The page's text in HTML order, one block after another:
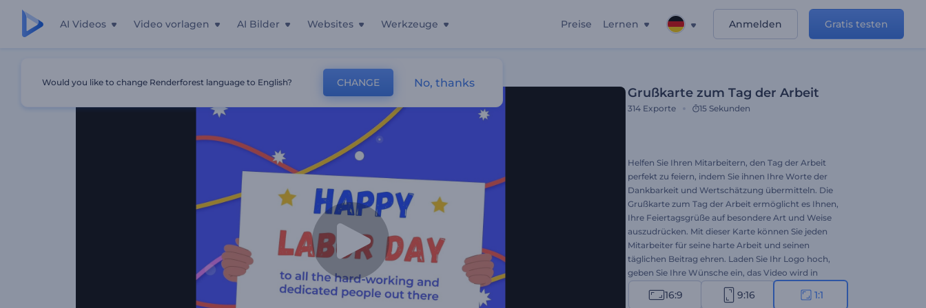
AI Videos Video vorlagen AI Bilder Websites Werkzeuge Preise Lernen Anmelden Gratis testen
Grußkarte zum Tag der Arbeit
314 Exporte 15 Sekunden
Helfen Sie Ihren Mitarbeitern, den Tag der Arbeit
perfekt zu feiern, indem Sie ihnen Ihre Worte der
Dankbarkeit und Wertschätzung übermitteln. Die
Grußkarte zum Tag der Arbeit ermöglicht es Ihnen,
Ihre Feiertagsgrüße auf besondere Art und Weise
auszudrücken. Mit dieser Karte können Sie jeden
Mitarbeiter für seine harte Arbeit und seinen
täglichen Beitrag ehren. Laden Sie Ihr Logo hoch,
geben Sie Ihre Wünsche ein, das Video wird in
wenigen Minuten fertig sein. Zeigen Sie Ihre
Wertschätzung für die harte Arbeit eines jeden
16:9 9:16 1:1
Would you like to change Renderforest language to English? CHANGE No, thanks